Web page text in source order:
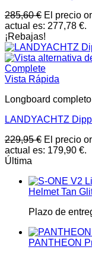
285,60€ El precio
actual es: 277,78 €.
¡Rebajas!
Vista Rápida
Longboard completo
LANDYACHTZ
229,95€ El precio
actual es: 179,90 €.
Última
Helmet Tan
Plazo de
PANTHEON